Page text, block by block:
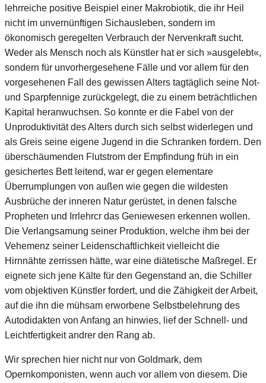
lehrreiche positive Beispiel einer Makrobiotik, die ihr Heil
nicht im unvernünftigen Sichausleben, sondern im
ökonomisch geregelten Verbrauch der Nervenkraft sucht.
Weder als Mensch noch als Künstler hat er sich »ausgelebt«,
sondern für unvorhergesehene Fälle und vor allem für den
vorgesehenen Fall des gewissen Alters tagtäglich seine Not-
und Sparpfennige zurückgelegt, die zu einem beträchtlichen
Kapital heranwuchsen. So konnte er die Fabel von der
Unproduktivität des Alters durch sich selbst widerlegen und
als Greis seine eigene Jugend in die Schranken fordern. Den
überschäumenden Flutstrom der Empfindung früh in ein
gesichertes Bett leitend, war er gegen elementare
Überrumplungen von außen wie gegen die wildesten
Ausbrüche der inneren Natur gerüstet, in denen falsche
Propheten und Irrlehrcr das Geniewesen erkennen wollen.
Die Verlangsamung seiner Produktion, welche ihm bei der
Vehemenz seiner Leidenschaftlichkeit vielleicht die
Hirnnähte zerrissen hätte, war eine diätetische Maßregel. Er
eignete sich jene Kälte für den Gegenstand an, die Schiller
vom objektiven Künstler fordert, und die Zähigkeit der Arbeit,
auf die ihn die mühsam erworbene Selbstbelehrung des
Autodidakten von Anfang an hinwies, lief der Schnell- und
Leichtfertigkeit andrer den Rang ab.
Wir sprechen hier nicht nur von Goldmark, dem
Opernkomponisten, wenn auch vor allem von diesem. Die